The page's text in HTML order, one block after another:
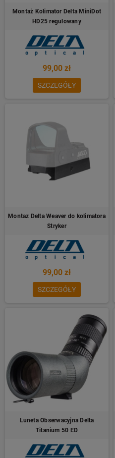
Montaż Kolimator Delta MiniDot
HD25 regulowany
99,00 zł
SZCZEGÓŁY
Montaz Delta Weaver do kolimatora
Stryker
99,00 zł
SZCZEGÓŁY
Luneta Obserwacyjna Delta
Titanium 50 ED